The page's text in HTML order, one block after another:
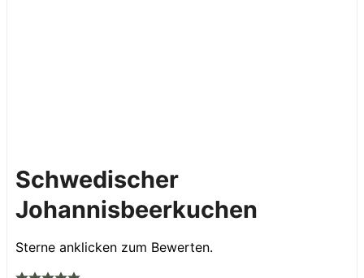
Schwedischer
Johannisbeerkuchen
Sterne anklicken zum Bewerten.